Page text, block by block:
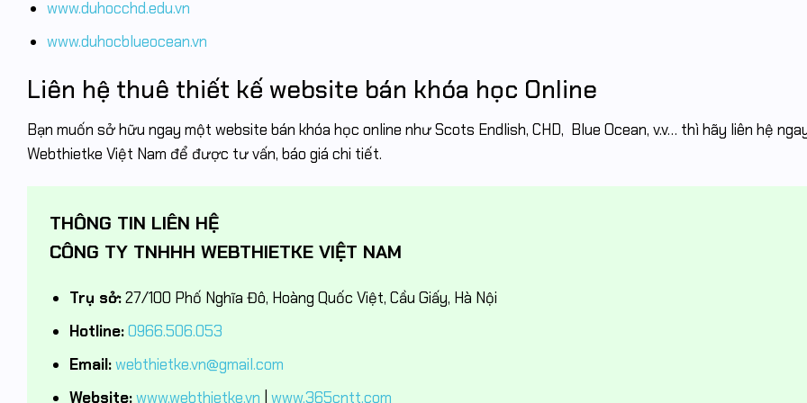
www.duhocchd.edu.vn
www.duhocblueocean.vn
Liên hệ thuê thiết kế website bán khóa học Online
Bạn muốn sở hữu ngay một website bán khóa học online như Scots Endlish, CHD, Blue Ocean, v.v… thì hãy liên hệ
Webthietke Việt Nam để được tư vấn, báo giá chi tiết.
THÔNG TIN LIÊN HỆ
CÔNG TY TNHHH WEBTHIETKE VIỆT NAM
Trụ sở:27/100 Phố Nghĩa Đô, Hoàng Quốc Việt, Cầu Giấy, Hà Nội
Hotline:0966.506.053
Email:webthietke.vn@gmail.com
Website:www.webthietke.vn |www.365cntt.com